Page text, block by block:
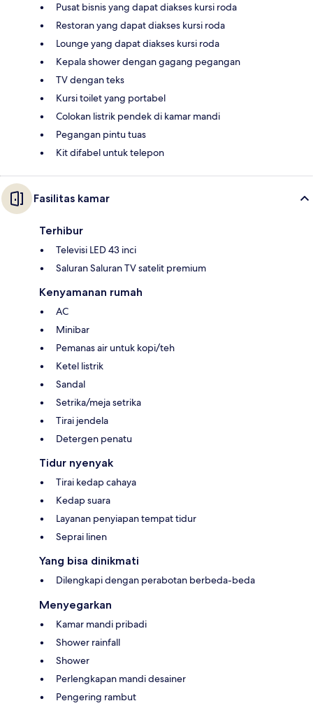
Pusat bisnis yang dapat diakses kursi roda
Restoran yang dapat diakses kursi roda
Lounge yang dapat diakses kursi roda
Kepala shower dengan gagang pegangan
TV dengan teks
Kursi toilet yang portabel
Colokan listrik pendek di kamar mandi
Pegangan pintu tuas
Kit difabel untuk telepon
Fasilitas kamar
Terhibur
Televisi LED 43 inci
Saluran Saluran TV satelit premium
Kenyamanan rumah
AC
Minibar
Pemanas air untuk kopi/teh
Ketel listrik
Sandal
Setrika/meja setrika
Tirai jendela
Detergen penatu
Tidur nyenyak
Tirai kedap cahaya
Kedap suara
Layanan penyiapan tempat tidur
Seprai linen
Yang bisa dinikmati
Dilengkapi dengan perabotan berbeda-beda
Menyegarkan
Kamar mandi pribadi
Shower rainfall
Shower
Perlengkapan mandi desainer
Pengering rambut